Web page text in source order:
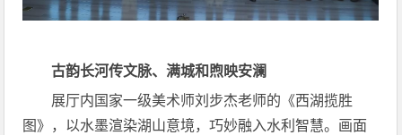
古韵长河传文脉、满城和煦映安澜
展厅内国家一级美术师刘步杰老师的《西湖揽胜
图》，以水墨渲染湖山意境，巧妙融入水利智慧。画面